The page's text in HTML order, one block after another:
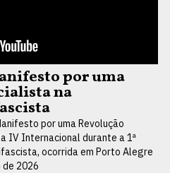
por uma
na
por uma Revolução
IV Internacional durante a 1ª
ocorrida em Porto Alegre
de 2026